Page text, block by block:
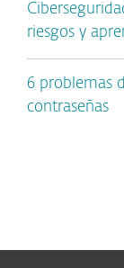
riesgos y
6 problemas
contraseñas